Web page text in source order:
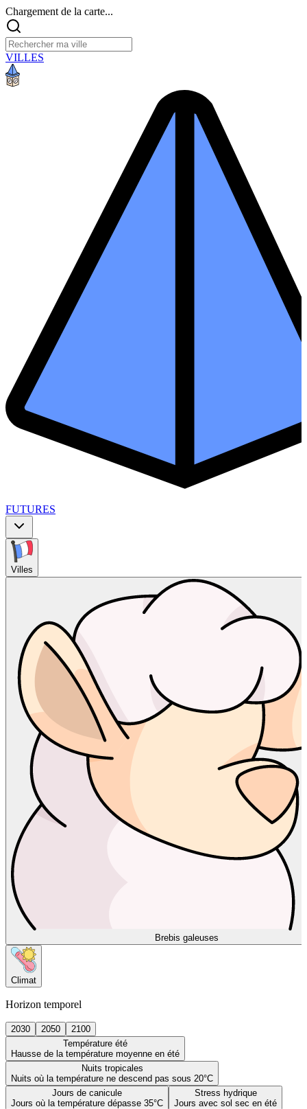
Chargement de la carte...
VILLES
FUTURES
Villes
Brebis galeuses
Climat
Horizon temporel
2030 2050
2100
Température été
Hausse de la température moyenne en été
Nuits tropicales
Nuits où la température ne descend pas sous 20°C
Jours de canicule
Jours où la température dépasse 35°C
Stress hydrique
Jours avec sol sec en été